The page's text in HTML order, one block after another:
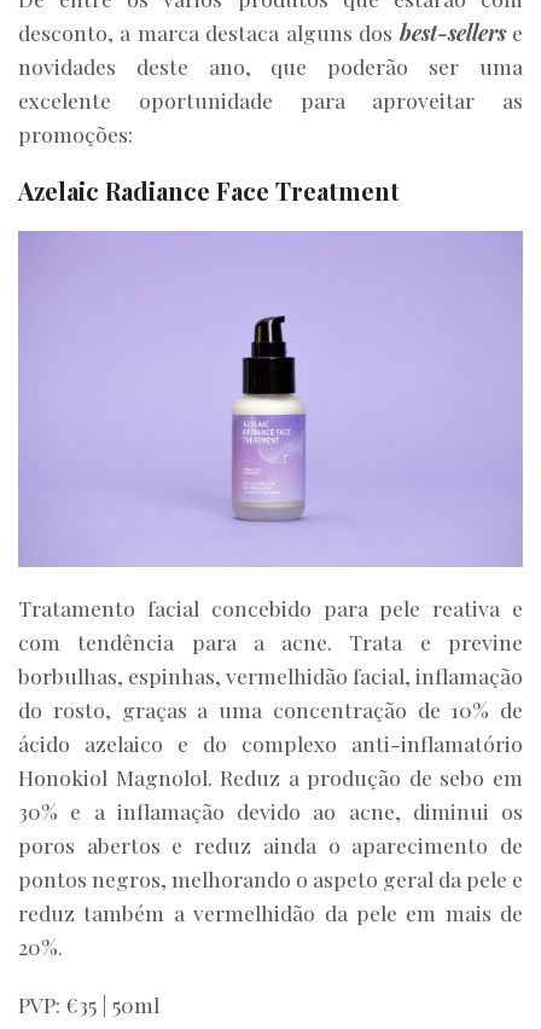
desconto, a marca destaca alguns dos best-sellerse
novidades deste ano, que poderão ser uma
excelente oportunidade para aproveitar as
promoções:
Azelaic Radiance Face Treatment
Tratamento facial concebido para pele reativa e
com tendência para a acne. Trata e previne
borbulhas, espinhas, vermelhidão facial, inflamação
do rosto, graças a uma concentração de 10% de
ácido azelaico e do complexo anti-inflamatório
Honokiol Magnolol. Reduz a produção de sebo em
30% e a inflamação devido ao acne, diminui os
poros abertos e reduz ainda o aparecimento de
pontos negros, melhorando o aspeto geral da pele e
reduz também a vermelhidão da pele em mais de
20%.
PVP: €35 | 50ml